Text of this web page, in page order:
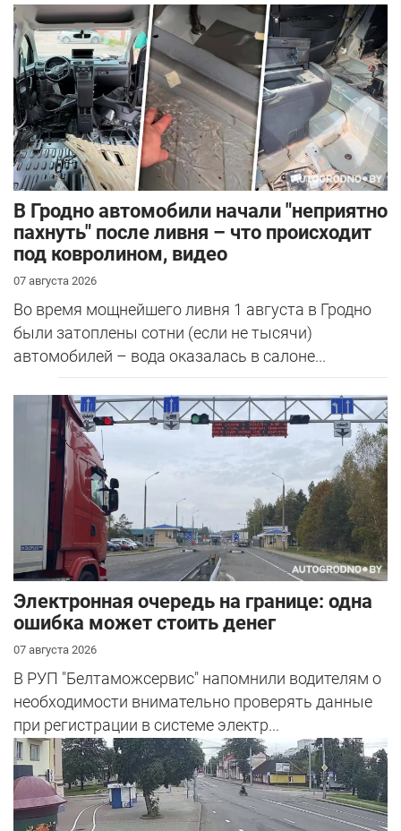
В Гродно автомобили начали "неприятно
пахнуть" после ливня – что происходит
под ковролином, видео
07 августа 2026
Во время мощнейшего ливня 1 августа в Гродно
были затоплены сотни (если не тысячи)
автомобилей – вода оказалась в салоне...
Электронная очередь на границе: одна
ошибка может стоить денег
07 августа 2026
В РУП "Белтаможсервис" напомнили водителям о
необходимости внимательно проверять данные
при регистрации в системе электр...